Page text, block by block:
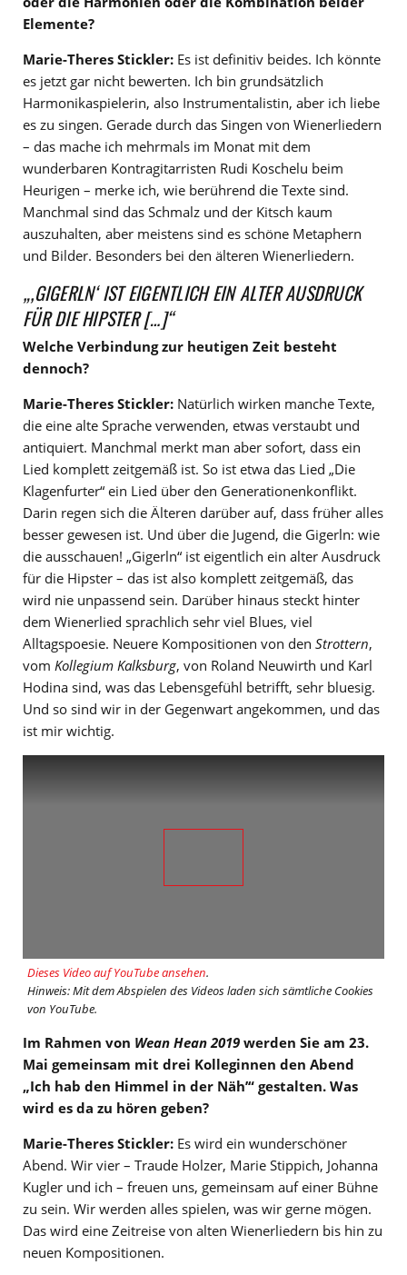
Elemente?
Marie-Theres Stickler: Es ist definitiv beides. Ich könnte
es jetzt gar nicht bewerten. Ich bin grundsätzlich
Harmonikaspielerin, also Instrumentalistin, aber ich liebe
es zu singen. Gerade durch das Singen von Wienerliedern
– das mache ich mehrmals im Monat mit dem
wunderbaren Kontragitarristen Rudi Koschelu beim
Heurigen – merke ich, wie berührend die Texte sind.
Manchmal sind das Schmalz und der Kitsch kaum
auszuhalten, aber meistens sind es schöne Metaphern
und Bilder. Besonders bei den älteren Wienerliedern.
„‚GIGERLN‘ IST EIGENTLICH EIN ALTER AUSDRUCK
FÜR DIE HIPSTER […]“
Welche Verbindung zur heutigen Zeit besteht
dennoch?
Marie-Theres Stickler: Natürlich wirken manche Texte,
die eine alte Sprache verwenden, etwas verstaubt und
antiquiert. Manchmal merkt man aber sofort, dass ein
Lied komplett zeitgemäß ist. So ist etwa das Lied „Die
Klagenfurter“ ein Lied über den Generationenkonflikt.
Darin regen sich die Älteren darüber auf, dass früher alles
besser gewesen ist. Und über die Jugend, die Gigerln: wie
die ausschauen! „Gigerln“ ist eigentlich ein alter Ausdruck
für die Hipster – das ist also komplett zeitgemäß, das
wird nie unpassend sein. Darüber hinaus steckt hinter
dem Wienerlied sprachlich sehr viel Blues, viel
Alltagspoesie. Neuere Kompositionen von den Strottern,
vom Kollegium Kalksburg, von Roland Neuwirth und Karl
Hodina sind, was das Lebensgefühl betrifft, sehr bluesig.
Und so sind wir in der Gegenwart angekommen, und das
ist mir wichtig.
Dieses Video auf YouTube ansehen.
Hinweis: Mit dem Abspielen des Videos laden sich sämtliche Cookies
von YouTube.
Im Rahmen von Wean Hean 2019 werden Sie am 23.
Mai gemeinsam mit drei Kolleginnen den Abend
„Ich hab den Himmel in der Näh’“ gestalten. Was
wird es da zu hören geben?
Marie-Theres Stickler: Es wird ein wunderschöner
Abend. Wir vier – Traude Holzer, Marie Stippich, Johanna
Kugler und ich – freuen uns, gemeinsam auf einer Bühne
zu sein. Wir werden alles spielen, was wir gerne mögen.
Das wird eine Zeitreise von alten Wienerliedern bis hin zu
neuen Kompositionen.